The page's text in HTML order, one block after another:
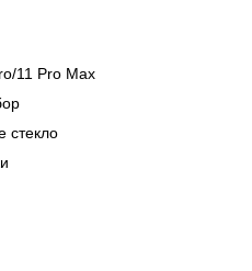
11 Pro Max
стекло